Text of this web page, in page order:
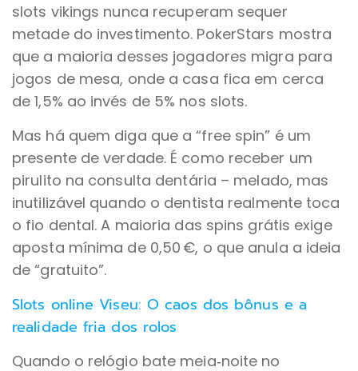
slots vikings nunca recuperam sequer
metade do investimento. PokerStars mostra
que a maioria desses jogadores migra para
jogos de mesa, onde a casa fica em cerca
de 1,5% ao invés de 5% nos slots.
Mas há quem diga que a “free spin” é um
presente de verdade. É como receber um
pirulito na consulta dentária – melado, mas
inutilizável quando o dentista realmente toca
o fio dental. A maioria das spins grátis exige
aposta mínima de 0,50 €, o que anula a ideia
de “gratuito”.
Slots online Viseu: O caos dos bônus e a
realidade fria dos rolos
Quando o relógio bate meia‑noite no